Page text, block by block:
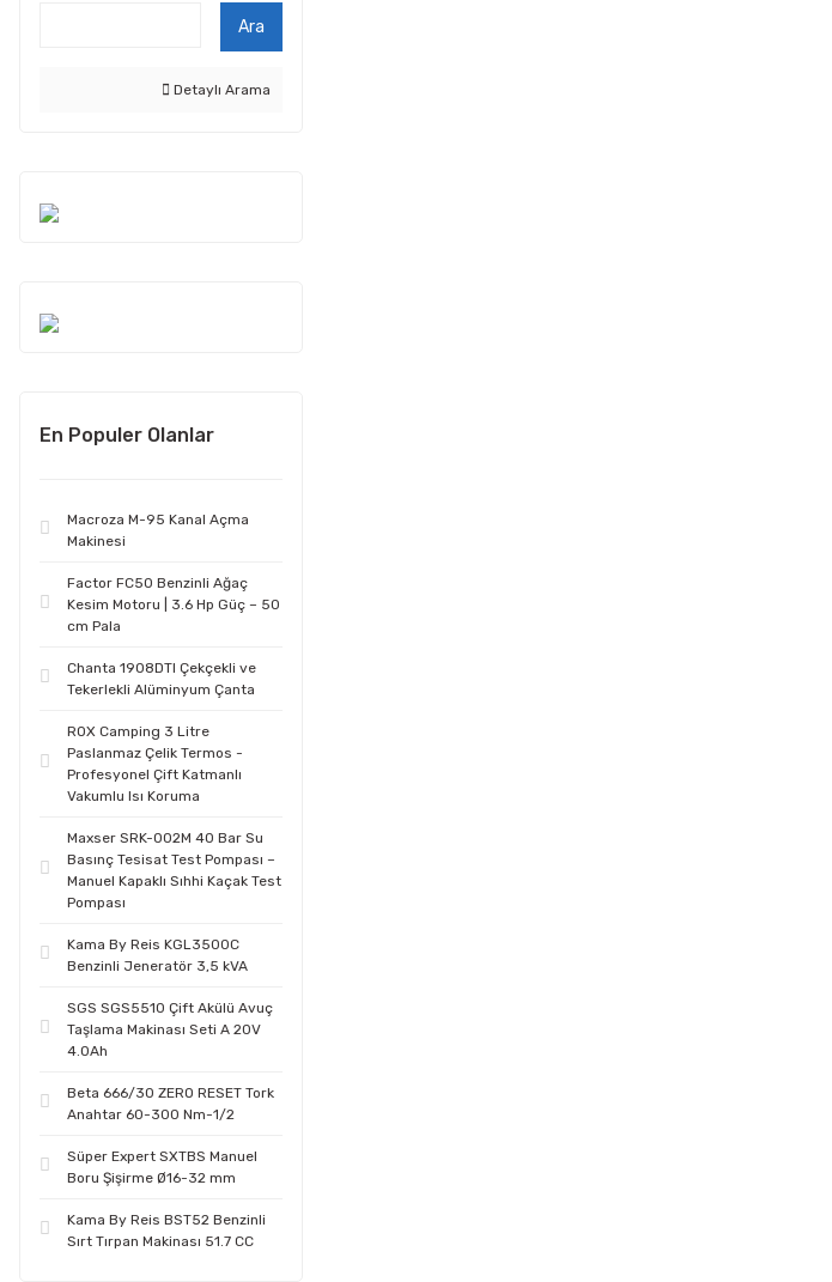
Ara
Detaylı Arama
En Populer Olanlar
Macroza M-95 Kanal Açma
Makinesi
Factor FC50 Benzinli Ağaç
Kesim Motoru | 3.6 Hp Güç – 50
cm Pala
Chanta 1908DTI Çekçekli ve
Tekerlekli Alüminyum Çanta
ROX Camping 3 Litre
Paslanmaz Çelik Termos -
Profesyonel Çift Katmanlı
Vakumlu Isı Koruma
Maxser SRK-002M 40 Bar Su
Basınç Tesisat Test Pompası –
Manuel Kapaklı Sıhhi Kaçak Test
Pompası
Kama By Reis KGL3500C
Benzinli Jeneratör 3,5 kVA
SGS SGS5510 Çift Akülü Avuç
Taşlama Makinası Seti A 20V
4.0Ah
Beta 666/30 ZERO RESET Tork
Anahtar 60-300 Nm-1/2
Süper Expert SXTBS Manuel
Boru Şişirme Ø16-32 mm
Kama By Reis BST52 Benzinli
Sırt Tırpan Makinası 51.7 CC